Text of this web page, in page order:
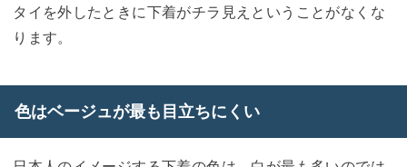
タイを外したときに下着がチラ見えということがなくな
ります。
色はベージュが最も目立ちにくい